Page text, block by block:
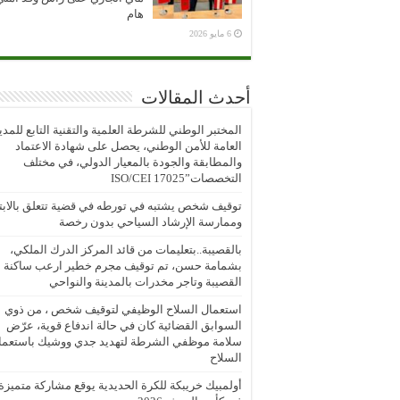
هام
6 مايو 2026
أحدث المقالات
المختبر الوطني للشرطة العلمية والتقنية التابع
العامة للأمن الوطني، يحصل على شهادة الاعتماد
والمطابقة والجودة بالمعيار الدولي، في مختلف
التخصصات”ISO/CEI 17025
توقيف شخص يشتبه في تورطه في قضية تتعلق
وممارسة الإرشاد السياحي بدون رخصة
بالقصيبة..بتعليمات من قائد المركز الدرك الملكي،
بشمامة حسن، تم توقيف مجرم خطير ارعب ساكنة
القصيبة وتاجر مخدرات بالمدينة والنواحي
استعمال السلاح الوظيفي لتوقيف شخص ، من ذوي
السوابق القضائية كان في حالة اندفاع قوية، عرّض
سلامة موظفي الشرطة لتهديد جدي ووشيك
السلاح
أولمبيك خريبكة للكرة الحديدية يوقع مشاركة متميزة